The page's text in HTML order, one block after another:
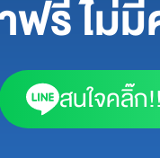
รี ไม่มี
สนใจคลิ๊ก